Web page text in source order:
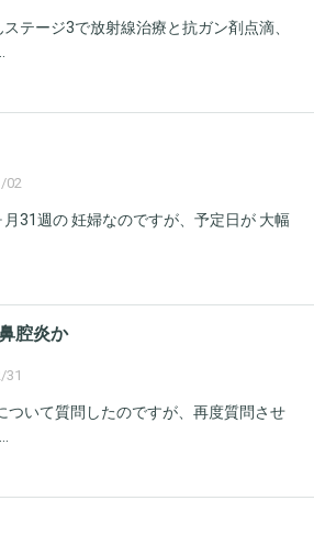
テージ3で放射線治療と抗ガン剤点滴、
02
31週の 妊婦なのですが、予定日が 大幅
腔炎か
31
ついて質問したのですが、再度質問させ